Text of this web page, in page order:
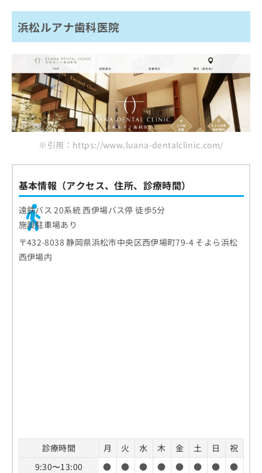
浜松デンタルクリニック
浜松みなみ歯科
NSデンタルオフィス
渋谷デンタルオフィス
浜松プライマリ歯科
フル歯科医院
倉内歯科
井口歯科クリニック
すすめの歯科クリニック10選
浜松ルアナ歯科医院
※引用：https://www.luana-dentalclinic.com/
基本情報（アクセス、住所、診療時間）
遠鉄バス 20系統 西伊場バス停 徒歩5分
施設駐車場あり
〒432-8038 静岡県浜松市中央区西伊場町79-4 そよら浜松
西伊場内
診療時間 月 火 水 木 金 土 日
祝
9:30〜13:00
● ● ● ● ● ● ●
●
せん
い。
し
込
こ
ち
ら
掲
報
修
正
は
こ
ち
ら
こ
無
料
情
報
拡
し
込
み
は
こ
ち
ら